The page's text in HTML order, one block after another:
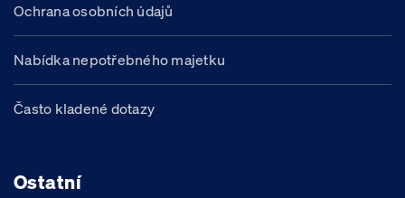
Ochrana osobních údajů
Nabídka nepotřebného majetku
Často kladené dotazy
Ostatní